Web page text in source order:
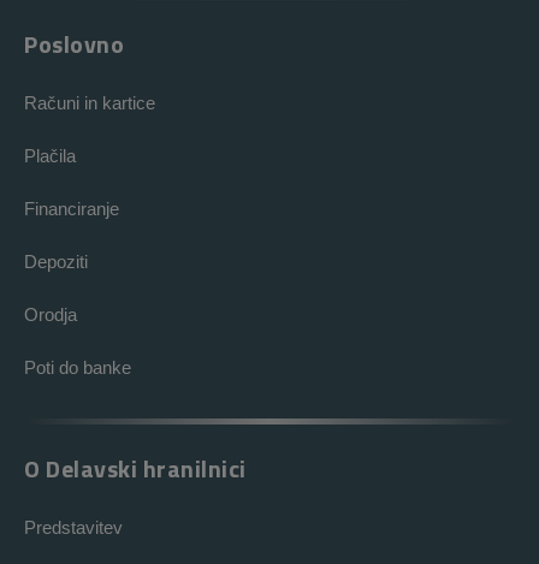
Poslovno
Računi in kartice
Plačila
Financiranje
Depoziti
Orodja
Poti do banke
O Delavski hranilnici
Predstavitev